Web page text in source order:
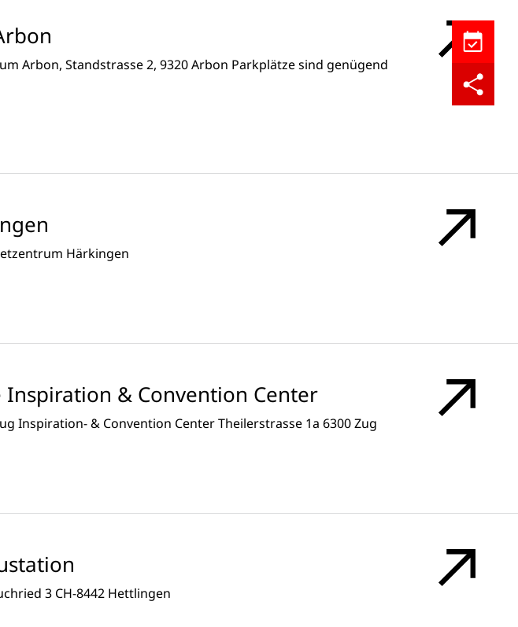
Arbon, Standstrasse 2, 9320 Arbon Parkplätze sind genügend
Härkingen
Inspiration & Convention Center
Inspiration- & Convention Center Theilerstrasse 1a 6300 Zug
3 CH-8442 Hettlingen
Teilen